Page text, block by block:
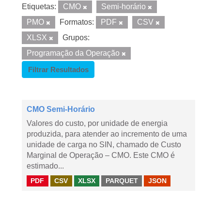
Etiquetas: CMO
Semi-horário
PMO
Formatos: PDF
CSV
XLSX
Grupos:
Programação da Operação
Filtrar Resultados
CMO Semi-Horário
Valores do custo, por unidade de energia
produzida, para atender ao incremento de uma
unidade de carga no SIN, chamado de Custo
Marginal de Operação – CMO. Este CMO é
estimado...
PDF CSV XLSX PARQUET JSON